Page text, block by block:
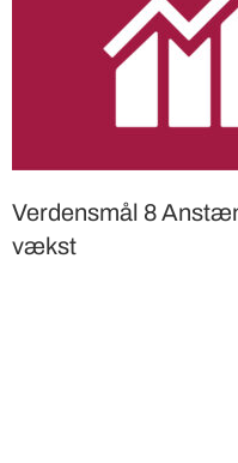
Verdensmål 8
vækst